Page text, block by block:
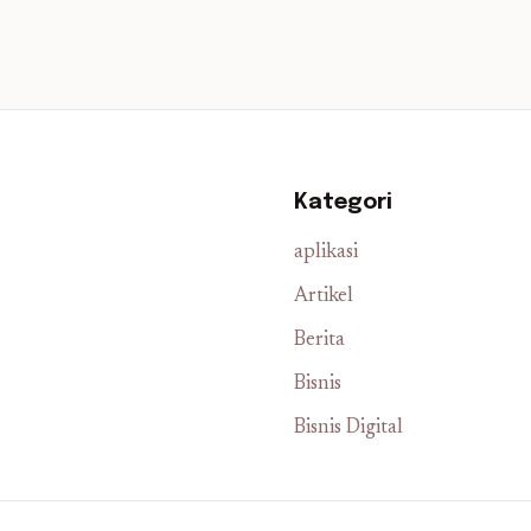
Kategori
aplikasi
Artikel
Berita
Bisnis
Bisnis Digital